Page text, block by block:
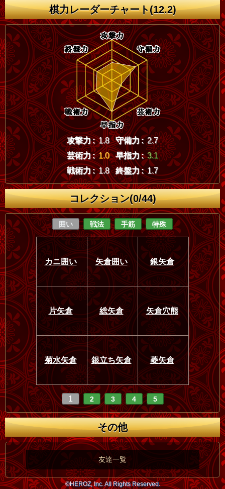
棋力レーダーチャート(12.2)
攻撃力 : 1.8 守備力 : 2.7
芸術力 : 1.0 早指力 : 3.1
戦術力 : 1.8 終盤力 : 1.7
コレクション(0/44)
囲い 戦法 手筋 特殊
カニ囲い 矢倉囲い 銀矢倉
片矢倉 総矢倉 矢倉穴熊
菊水矢倉 銀立ち矢倉 菱矢倉
1 2 3 4 5
その他
友達一覧
©HEROZ, Inc. All Rights Reserved.